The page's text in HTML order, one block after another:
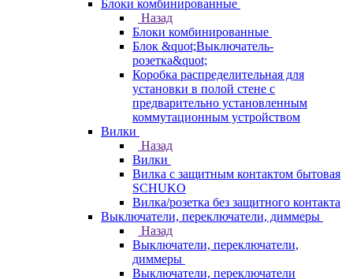
Блоки комбинированные
Назад
Блоки комбинированные
Блок &quot;Выключатель-
розетка&quot;
Коробка распределительная для
установки в полой стене с
предварительно установленным
коммутационным устройством
Вилки
Назад
Вилки
Вилка с защитным контактом бытовая
SCHUKO
Вилка/розетка без защитного контакта
Выключатели, переключатели, диммеры
Назад
Выключатели, переключатели,
диммеры
Выключатели, переключатели